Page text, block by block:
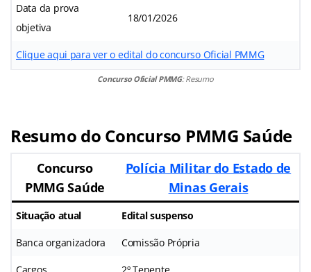
Data da prova
objetiva
18/01/2026
Clique aqui para ver o edital do concurso Oficial PMMG
Concurso Oficial PMMG: Resumo
Resumo do Concurso PMMG Saúde
Concurso
PMMG Saúde
Polícia Militar do Estado de
Minas Gerais
Situação atual Edital suspenso
Banca organizadora Comissão Própria